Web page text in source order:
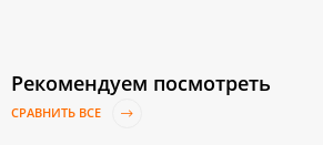
Рекомендуем посмотреть
СРАВНИТЬ ВСЕ